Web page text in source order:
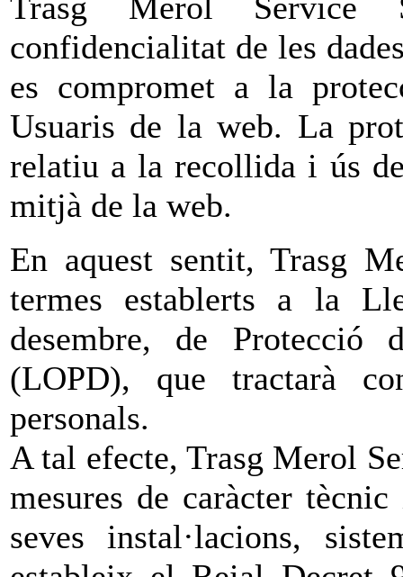
confidencialitat de les
es compromet a la
Usuaris de la web. La
relatiu a la recollida i ús
mitjà de la web.
En aquest sentit, Trasg
termes establerts a la
desembre, de Protecció
(LOPD), que tractarà
personals.
A tal efecte, Trasg Merol
mesures de caràcter
seves instal·lacions,